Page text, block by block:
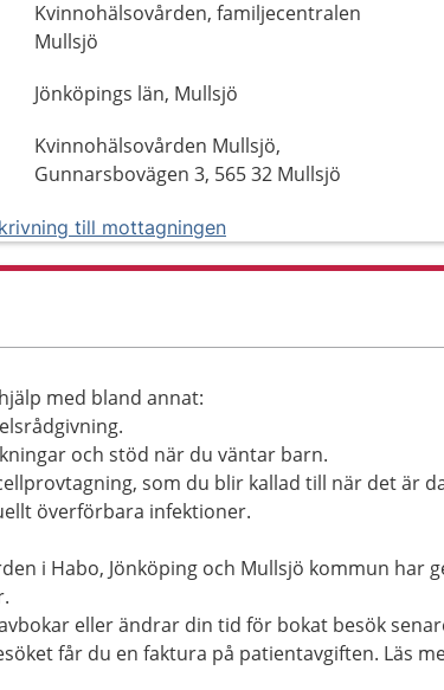
Kvinnohälsovården, familjecentralen
Mullsjö
Jönköpings län, Mullsjö
Kvinnohälsovården Mullsjö,
Gunnarsbovägen 3, 565 32 Mullsjö
till mottagningen
med bland annat:
och stöd när du väntar barn.
som du blir kallad till när det är
överförbara infektioner.
i Habo, Jönköping och Mullsjö kommun har
eller ändrar din tid för bokat besök
får du en faktura på patientavgiften. Läs